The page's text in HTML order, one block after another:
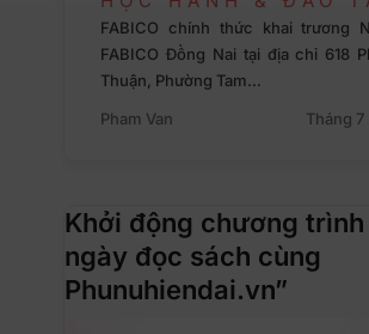
FABICO chính thức khai trương
FABICO Đồng Nai tại địa chỉ 618
Thuận, Phường Tam…
Pham Van
Tháng
Khởi động chương trình
ngày đọc sách cùng
Phunuhiendai.vn”